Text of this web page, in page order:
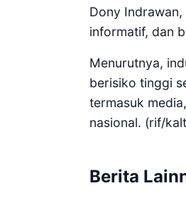
Dony
informatif, dan
Menurutnya,
berisiko tinggi
termasuk
nasional. (rif/
Berita